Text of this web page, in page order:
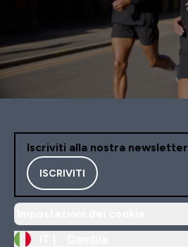
Iscriviti alla nostra newsletter
ISCRIVITI